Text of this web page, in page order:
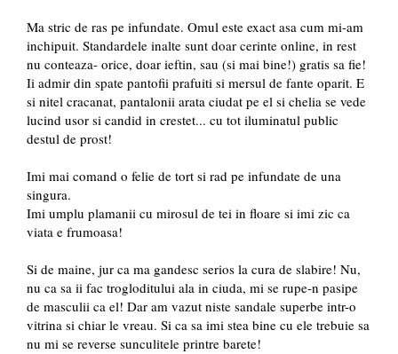
Ma stric de ras pe infundate. Omul este exact asa cum mi-am
inchipuit. Standardele inalte sunt doar cerinte online, in rest
nu conteaza- orice, doar ieftin, sau (si mai bine!) gratis sa fie!
Ii admir din spate pantofii prafuiti si mersul de fante oparit. E
si nitel cracanat, pantalonii arata ciudat pe el si chelia se vede
lucind usor si candid in crestet... cu tot iluminatul public
destul de prost!
Imi mai comand o felie de tort si rad pe infundate de una
singura.
Imi umplu plamanii cu mirosul de tei in floare si imi zic ca
viata e frumoasa!
Si de maine, jur ca ma gandesc serios la cura de slabire! Nu,
nu ca sa ii fac trogloditului ala in ciuda, mi se rupe-n pasipe
de masculii ca el! Dar am vazut niste sandale superbe intr-o
vitrina si chiar le vreau. Si ca sa imi stea bine cu ele trebuie sa
nu mi se reverse sunculitele printre barete!